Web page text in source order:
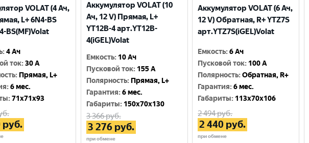
VOLAT (4 Ач,
L+ 6N4-BS
BS(MF)Volat
:4 Ач
ток:30 A
: Прямая, L+
:6 мес.
:71x71x93
руб.
Аккумулятор VOLAT (10
Ач, 12 V) Прямая, L+
YT12B-4 арт.YT12B-
4(iGEL)Volat
Емкость: 10 Ач
Пусковой ток: 155 A
Полярность: Прямая, L+
Гарантия:6 мес.
Габариты: 150x70x130
3 366руб.
3 276руб.
при обмене
Аккумулятор VOLAT (6 Ач,
12 V) Обратная, R+ YTZ7S
арт.YTZ7S(iGEL)Volat
Емкость:6 Ач
Пусковой ток: 100 A
Полярность:Обратная, R+
Гарантия:6 мес.
Габариты: 113x70x106
2 494руб.
2 440 руб.
при обмене